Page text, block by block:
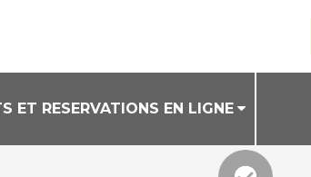
ET RESERVATIONS EN LIGNE
GENERALES DE VENTE